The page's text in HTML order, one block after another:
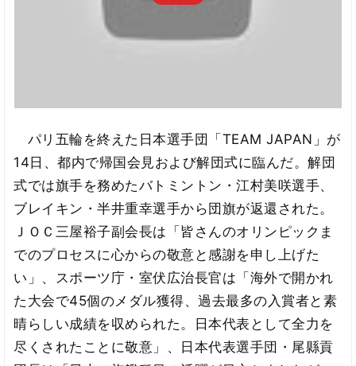
パリ五輪を終えた日本選手団「TEAM JAPAN」が
14日、都内で帰国会見および解団式に臨んだ。解団
式では旗手を務めたバトミントン・江村美咲選手、
ブレイキン・半井重幸選手から団旗が返還された。
ＪＯＣ三屋裕子副会長は「皆さんのオリンピックま
でのプロセスに心からの敬意と感謝を申し上げた
い」、スポーツ庁・室伏広治長官は「海外で開かれ
た大会で45個のメダル獲得、過去最多の入賞者と素
晴らしい成績を収められた。日本代表として全力を
尽くされたことに敬意」、日本代表選手団・尾縣貢